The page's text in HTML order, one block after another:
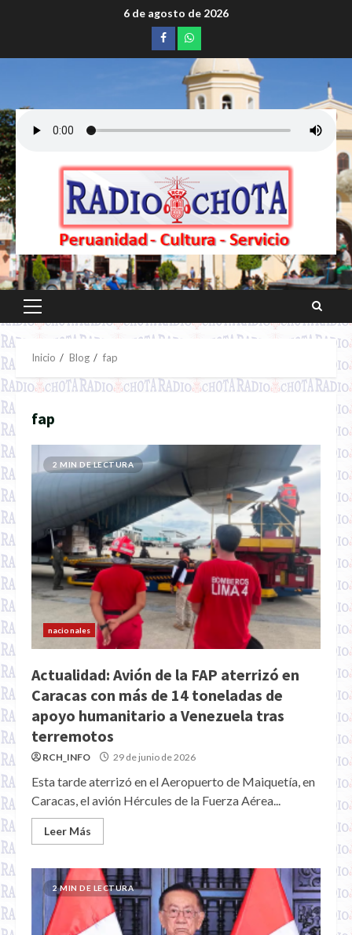
6 de agosto de 2026
Facebookwhatsapp
Menú
principal
Inicio Blog fap
fap
2 MIN DE LECTURA
nacionales
Actualidad: Avión de la FAP aterrizó en
Caracas con más de 14 toneladas de
apoyo humanitario a Venezuela tras
terremotos
RCH_INFO 29 de junio de 2026
Esta tarde aterrizó en el Aeropuerto de Maiquetía, en
Caracas, el avión Hércules de la Fuerza Aérea...
Leer Más
2 MIN DE LECTURA